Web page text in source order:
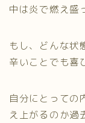
中は炎で燃え盛
もし、どんな状
辛いことでも喜
自分にとっての
え上がるのか過